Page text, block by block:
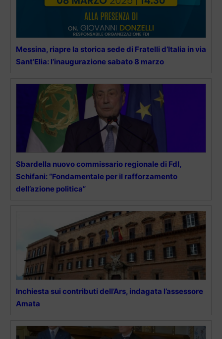
Messina, riapre la storica sede di Fratelli d’Italia in via
Sant’Elia: l’inaugurazione sabato 8 marzo
Sbardella nuovo commissario regionale di FdI,
Schifani: “Fondamentale per il rafforzamento
dell’azione politica”
Inchiesta sui contributi dell’Ars, indagata l’assessore
Amata